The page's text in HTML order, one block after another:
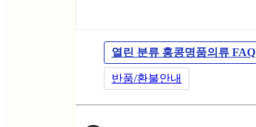
열린 분류 홍콩명품의류 FAQ
반품/환불안내